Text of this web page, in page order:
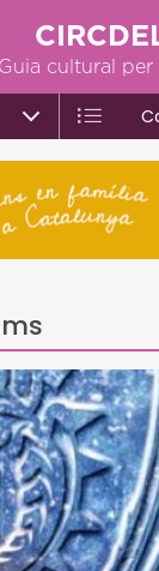
Guia cultural